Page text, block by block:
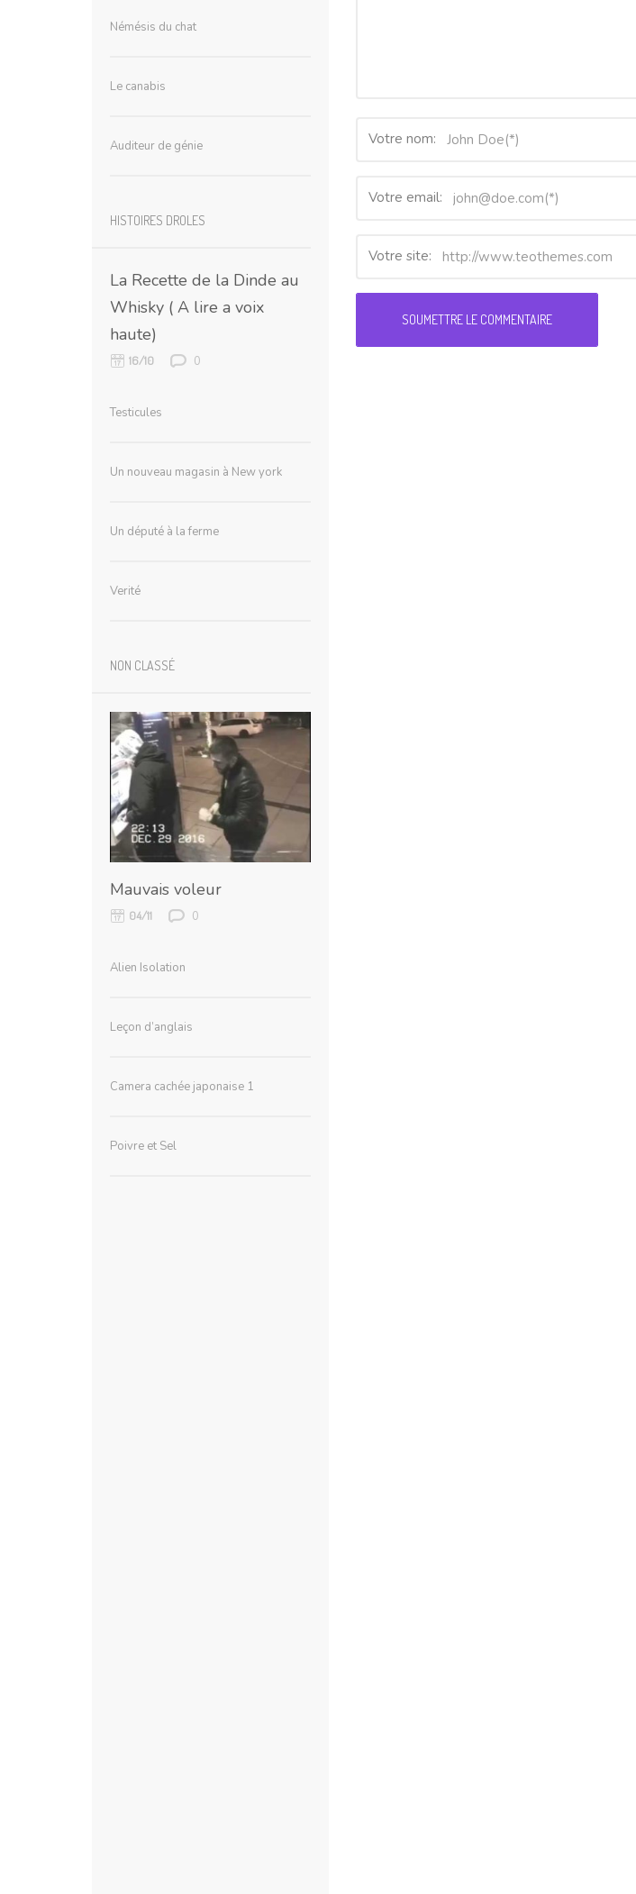
Votre nom:
Votre email:
Votre site:
Némésis du chat
Le canabis
Auditeur de génie
HISTOIRES DROLES
La Recette de la Dinde au
Whisky ( A lire a voix
haute)
16/10 0
Testicules
Un nouveau magasin à New york
Un député à la ferme
Verité
NON CLASSÉ
Mauvais voleur
04/11 0
Alien Isolation
Leçon d’anglais
Camera cachée japonaise 1
Poivre et Sel